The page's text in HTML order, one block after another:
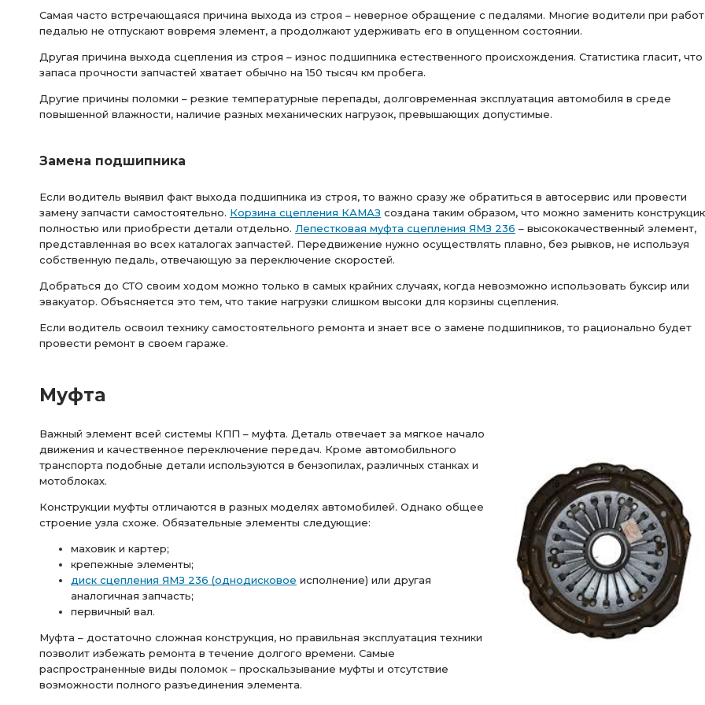
Самая часто встречающаяся причина выхода из строя – неверное обращение с педалями. Многие водители при
педалью не отпускают вовремя элемент, а продолжают удерживать его в опущенном состоянии.
Другая причина выхода сцепления из строя – износ подшипника естественного происхождения. Статистика гласит, что
запаса прочности запчастей хватает обычно на 150 тысяч км пробега.
Другие причины поломки – резкие температурные перепады, долговременная эксплуатация автомобиля в среде
повышенной влажности, наличие разных механических нагрузок, превышающих допустимые.
Замена подшипника
Если водитель выявил факт выхода подшипника из строя, то важно сразу же обратиться в автосервис или провести
замену запчасти самостоятельно. Корзина сцепления КАМАЗ создана таким образом, что можно заменить
полностью или приобрести детали отдельно. Лепестковая муфта сцепления ЯМЗ 236 – высококачественный элемент,
представленная во всех каталогах запчастей. Передвижение нужно осуществлять плавно, без рывков, не используя
собственную педаль, отвечающую за переключение скоростей.
Добраться до СТО своим ходом можно только в самых крайних случаях, когда невозможно использовать буксир или
эвакуатор. Объясняется это тем, что такие нагрузки слишком высоки для корзины сцепления.
Если водитель освоил технику самостоятельного ремонта и знает все о замене подшипников, то рационально будет
провести ремонт в своем гараже.
Муфта
Важный элемент всей системы КПП – муфта. Деталь отвечает за мягкое начало
движения и качественное переключение передач. Кроме автомобильного
транспорта подобные детали используются в бензопилах, различных станках и
мотоблоках.
Конструкции муфты отличаются в разных моделях автомобилей. Однако общее
строение узла схоже. Обязательные элементы следующие:
маховик и картер;
крепежные элементы;
диск сцепления ЯМЗ 236 (однодисковое исполнение) или другая
аналогичная запчасть;
первичный вал.
Муфта – достаточно сложная конструкция, но правильная эксплуатация техники
позволит избежать ремонта в течение долгого времени. Самые
распространенные виды поломок – проскальзывание муфты и отсутствие
возможности полного разъединения элемента.